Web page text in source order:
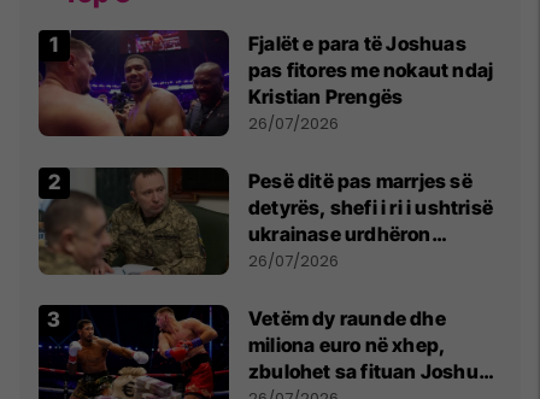
Fjalët e para të Joshuas
pas fitores me nokaut ndaj
Kristian Prengës
26/07/2026
Pesë ditë pas marrjes së
detyrës, shefi i ri i ushtrisë
ukrainase urdhëron
kontroll të madh
26/07/2026
Vetëm dy raunde dhe
miliona euro në xhep,
zbulohet sa fituan Joshua